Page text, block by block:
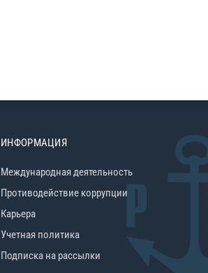
ИНФОРМАЦИЯ
Международная деятельность
Противодействие коррупции
Карьера
Учетная политика
Подписка на рассылки